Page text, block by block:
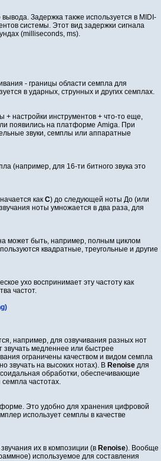
Задержка также используется в MIDI-
системы. Этот вид задержки сигнала
(milliseconds, ms).
- границы области семпла для
в ударных, струнных и других семплах.
настройки инструментов + что-то еще,
появились на платформе Amiga. При
звуки, семплы или аппаратные
(например, для 16-ти битного звука это
как C) до следующей ноты До (или
ноты умножается в два раза, для
может быть, например, полным циклом
квадратные, треугольные и другие
ухо воспринимает эту частоту как
частот.
например, для озвучивания разных нот
медленнее или быстрее
ограничены качеством и видом семпла
звучать на высоких нотах). В Renoise для
обработки, обеспечивающие
частотах.
Это удобно для хранения цифровой
использует семплы в качестве
их в композиции (в Renoise). Вообще
используемое для составления